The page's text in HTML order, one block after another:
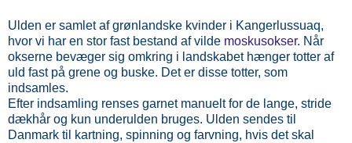
Ulden er samlet af grønlandske kvinder i Kangerlussuaq,
hvor vi har en stor fast bestand af vilde moskusokser. Når
okserne bevæger sig omkring i landskabet hænger totter af
uld fast på grene og buske. Det er disse totter, som
indsamles.
Efter indsamling renses garnet manuelt for de lange, stride
dækhår og kun underulden bruges. Ulden sendes til
Danmark til kartning, spinning og farvning, hvis det skal